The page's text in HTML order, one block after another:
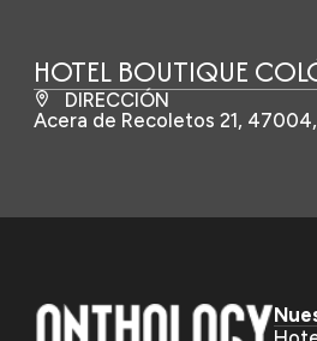
HOTEL BOUTIQUE
DIRECCIÓN
Acera de Recoletos 21,